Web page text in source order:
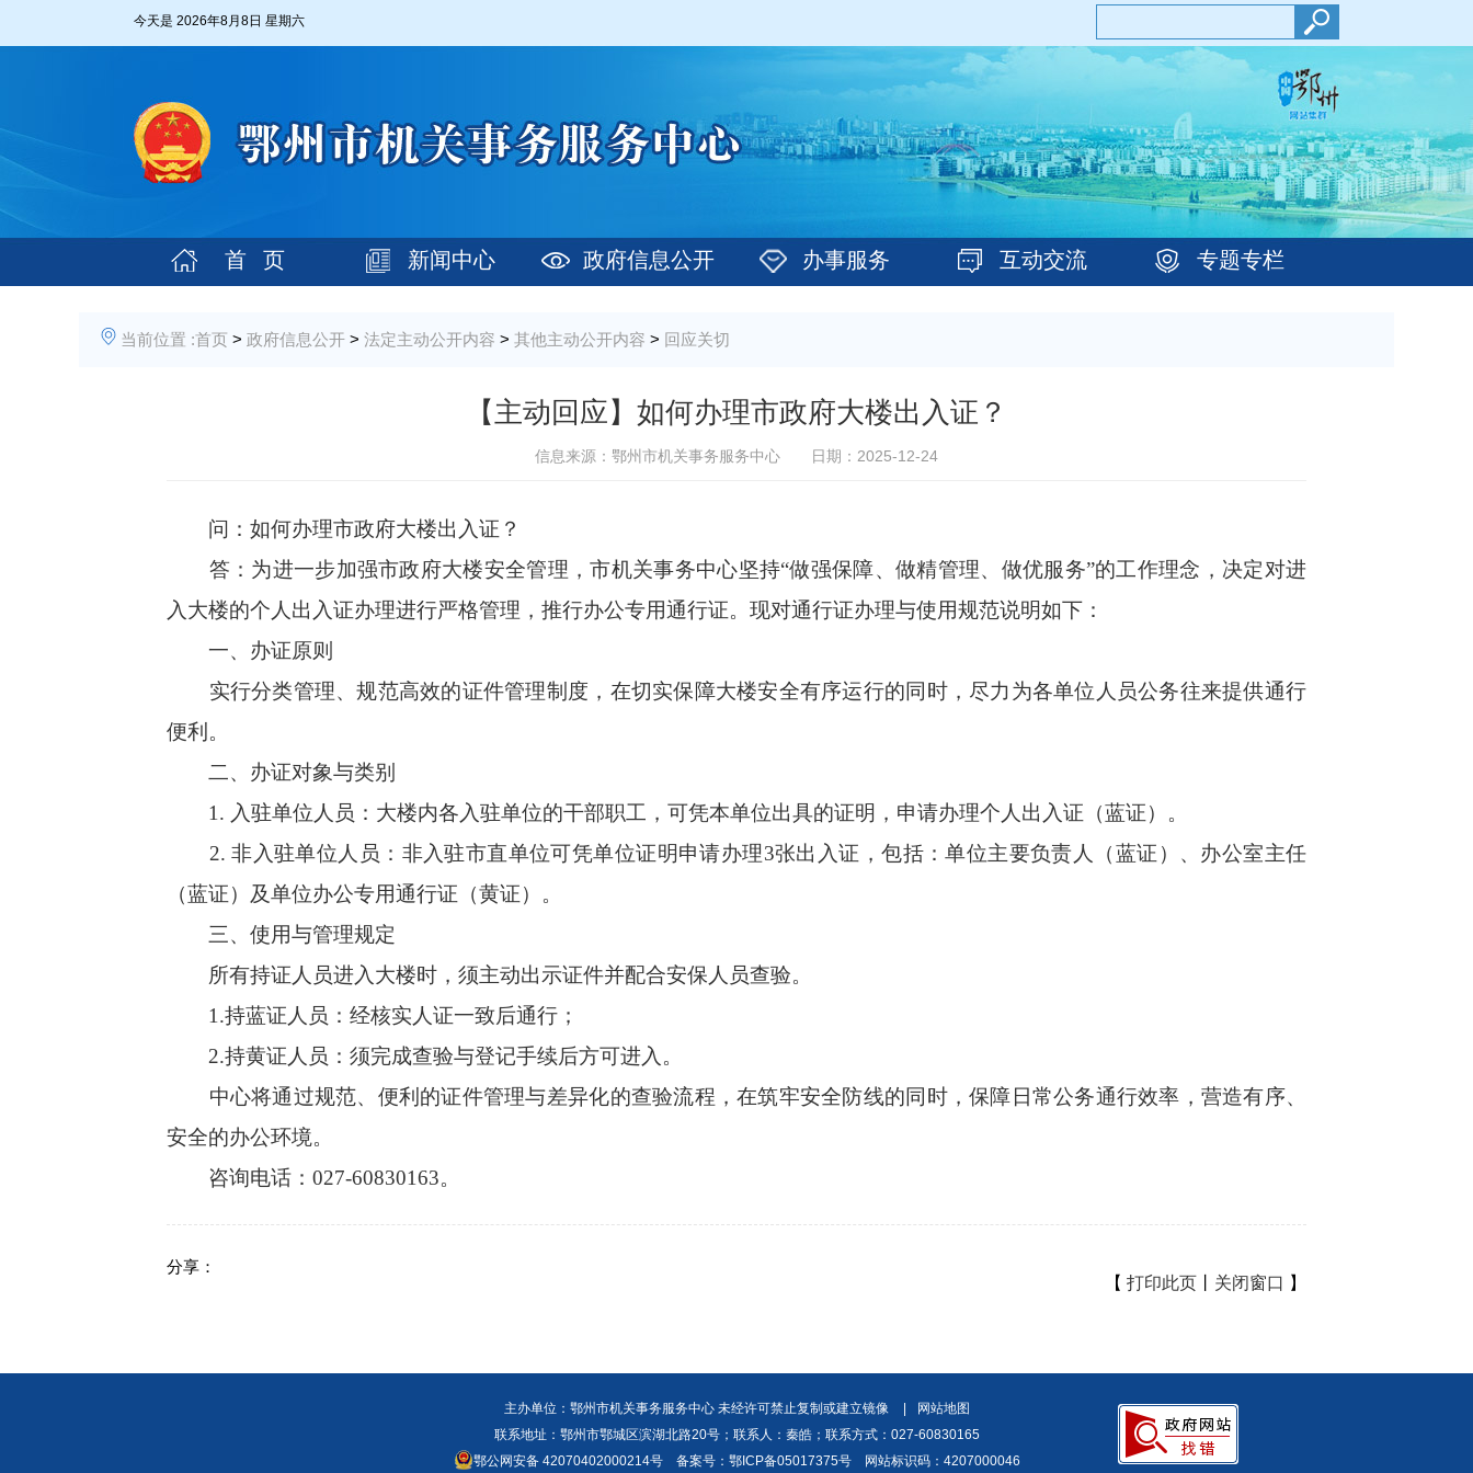
今天是 2026年8月8日 星期六
首 页 新闻中心 政府信息公开 办事服务 互动交流 专题专栏
当前位置 :首页 > 政府信息公开 > 法定主动公开内容 > 其他主动公开内容 > 回应关切
【主动回应】如何办理市政府大楼出入证？
信息来源：鄂州市机关事务服务中心 日期：2025-12-24
问：如何办理市政府大楼出入证？
答：为进一步加强市政府大楼安全管理，市机关事务中心坚持“做强保障、做精管理、做优服务”的工作理念，决定对进
入大楼的个人出入证办理进行严格管理，推行办公专用通行证。现对通行证办理与使用规范说明如下：
一、办证原则
实行分类管理、规范高效的证件管理制度，在切实保障大楼安全有序运行的同时，尽力为各单位人员公务往来提供通行
便利。
二、办证对象与类别
1. 入驻单位人员：大楼内各入驻单位的干部职工，可凭本单位出具的证明，申请办理个人出入证（蓝证）。
2. 非入驻单位人员：非入驻市直单位可凭单位证明申请办理3张出入证，包括：单位主要负责人（蓝证）、办公室主任
（蓝证）及单位办公专用通行证（黄证）。
三、使用与管理规定
所有持证人员进入大楼时，须主动出示证件并配合安保人员查验。
1.持蓝证人员：经核实人证一致后通行；
2.持黄证人员：须完成查验与登记手续后方可进入。
中心将通过规范、便利的证件管理与差异化的查验流程，在筑牢安全防线的同时，保障日常公务通行效率，营造有序、
安全的办公环境。
咨询电话：027-60830163。
分享：
【 打印此页 关闭窗口 】
主办单位：鄂州市机关事务服务中心 未经许可禁止复制或建立镜像
网站地图
联系地址：鄂州市鄂城区滨湖北路20号；联系人：秦皓；联系方式：027-60830165
鄂公网安备 42070402000214号 备案号：鄂ICP备05017375号 网站标识码：4207000046